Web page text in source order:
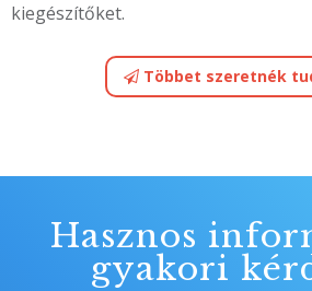
kiegészítőket.
Többet szeretnék
Hasznos
gyakori